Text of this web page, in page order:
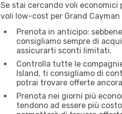
Se stai cercando voli economici
voli low-cost per Grand Cayman
Prenota in anticipo:
consigliamo sempre di
assicurarti sconti limitati.
Controlla tutte le
Island, ti consigliamo di
potrai trovare offerte
Prenota nei giorni più
tendono ad essere più